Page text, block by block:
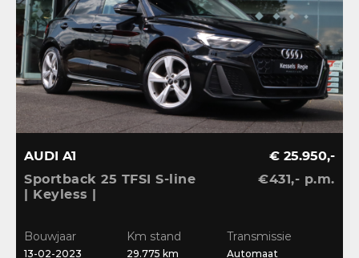
AUDI A1
Sportback 25 TFSI S-line
| Keyless |
| Navi
€ 25.950,-
€431,- p.m.
Bouwjaar
13-02-2023
Km stand
29.775 km
Transmissie
Automaat